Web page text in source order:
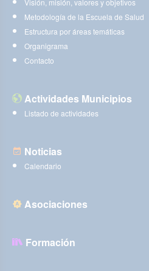
Visión, misión, valores y objetivos
Metodología de la Escuela de Salud
Estructura por áreas temáticas
Organigrama
Contacto
Actividades Municipios
Listado de actividades
Noticias
Calendario
Asociaciones
Formación